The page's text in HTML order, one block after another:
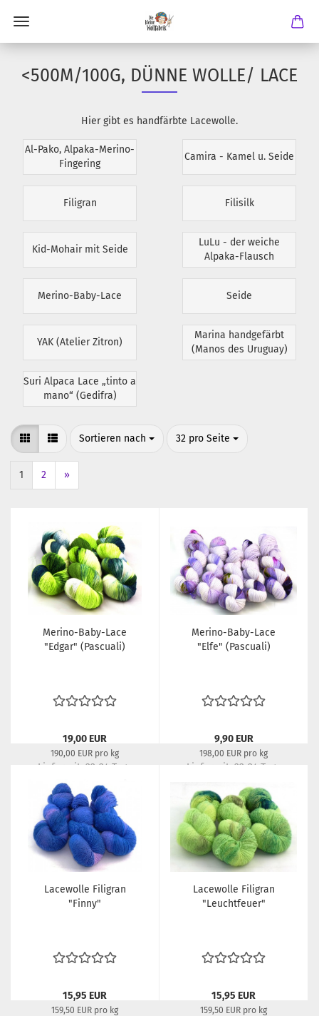
<500M/100G, DÜNNE WOLLE/ LACE
Hier gibt es handfärbte Lacewolle.
Al-Pako, Alpaka-Merino-
Fingering
Camira - Kamel u. Seide
Filigran Filisilk
Kid-Mohair mit Seide
LuLu - der weiche
Alpaka-Flausch
Merino-Baby-Lace Seide
YAK (Atelier Zitron)
Marina handgefärbt
(Manos des Uruguay)
Suri Alpaca Lace „tinto a
mano“ (Gedifra)
Sortieren nach
Sortieren nach 32 pro Seite
pro Seite
1 2 »
Merino-Baby-Lace
"Edgar" (Pascuali)
19,00 EUR
190,00 EUR pro kg
Lieferzeit: 22-24 Tage
Merino-Baby-Lace
"Elfe" (Pascuali)
9,90 EUR
198,00 EUR pro kg
Lieferzeit: 22-24 Tage
Lacewolle Filigran
"Finny"
15,95 EUR
159,50 EUR pro kg
Lacewolle Filigran
"Leuchtfeuer"
15,95 EUR
159,50 EUR pro kg